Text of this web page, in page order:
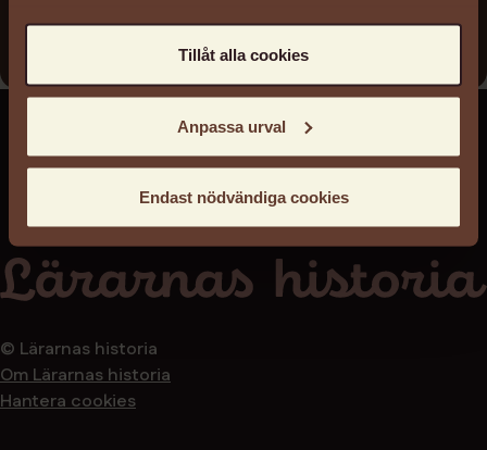
Tillåt alla cookies
Anpassa urval
Endast nödvändiga cookies
Arkivinstitution
© Lärarnas historia
Om Lärarnas historia
Hantera cookies